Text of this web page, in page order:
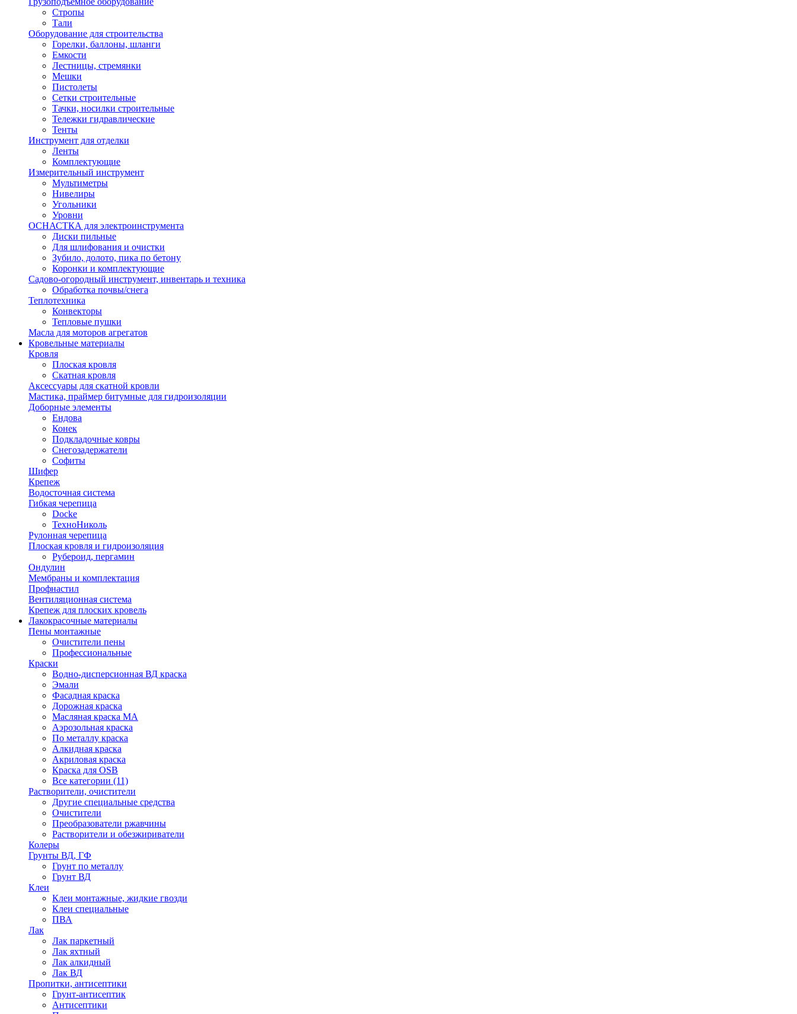
Стропы
Тали
Оборудование для строительства
Горелки, баллоны, шланги
Емкости
Лестницы, стремянки
Мешки
Пистолеты
Сетки строительные
Тачки, носилки строительные
Тележки гидравлические
Тенты
Инструмент для отделки
Ленты
Комплектующие
Измерительный инструмент
Мультиметры
Нивелиры
Угольники
Уровни
ОСНАСТКА для электроинструмента
Диски пильные
Для шлифования и очистки
Зубило, долото, пика по бетону
Коронки и комплектующие
Садово-огородный инструмент, инвентарь и техника
Обработка почвы/снега
Теплотехника
Конвекторы
Тепловые пушки
Масла для моторов агрегатов
Кровельные материалы
Кровля
Плоская кровля
Скатная кровля
Аксессуары для скатной кровли
Мастика, праймер битумные для гидроизоляции
Доборные элементы
Ендова
Конек
Подкладочные ковры
Снегозадержатели
Софиты
Шифер
Крепеж
Водосточная система
Гибкая черепица
Docke
ТехноНиколь
Рулонная черепица
Плоская кровля и гидроизоляция
Рубероид, пергамин
Ондулин
Мембраны и комплектация
Профнастил
Вентиляционная система
Крепеж для плоских кровель
Лакокрасочные материалы
Пены монтажные
Очистители пены
Профессиональные
Краски
Водно-дисперсионная ВД краска
Эмали
Фасадная краска
Дорожная краска
Масляная краска МА
Аэрозольная краска
По металлу краска
Алкидная краска
Акриловая краска
Краска для OSB
Все категории (11)
Растворители, очистители
Другие специальные средства
Очистители
Преобразователи ржавчины
Растворители и обезжириватели
Колеры
Грунты ВД, ГФ
Грунт по металлу
Грунт ВД
Клеи
Клеи монтажные, жидкие гвозди
Клеи специальные
ПВА
Лак
Лак паркетный
Лак яхтный
Лак алкидный
Лак ВД
Пропитки, антисептики
Грунт-антисептик
Антисептики